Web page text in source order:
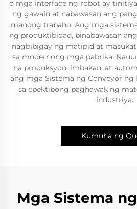
o mga interface ng robot ay
ng gawain at nabawasan ang
manong trabaho. Ang mga
ng produktibidad, binabawasan
nagbibigay ng matipid at
sa modernong mga pabrika.
na produksyon, imbakan, at
ang mga Sistema ng Conveyor ng
sa epektibong paghawak ng
industriya.
Kumuha ng
Mga Sistema